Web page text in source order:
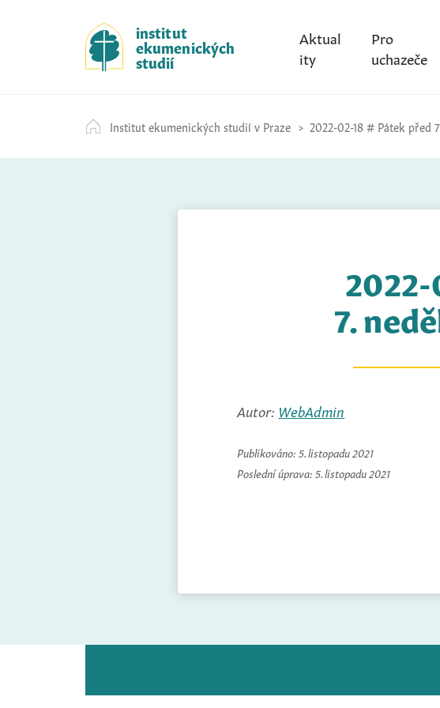
k
i
p
t
c
o
institut
ekumenických
studií
Aktual
ity
Pro
uchazeče
Institut ekumenických studií v Praze 2022-02-18 # Pátek před
7.
Autor: WebAdmin
Publikováno: 5. listopadu 2021
Poslední úprava: 5. listopadu 2021